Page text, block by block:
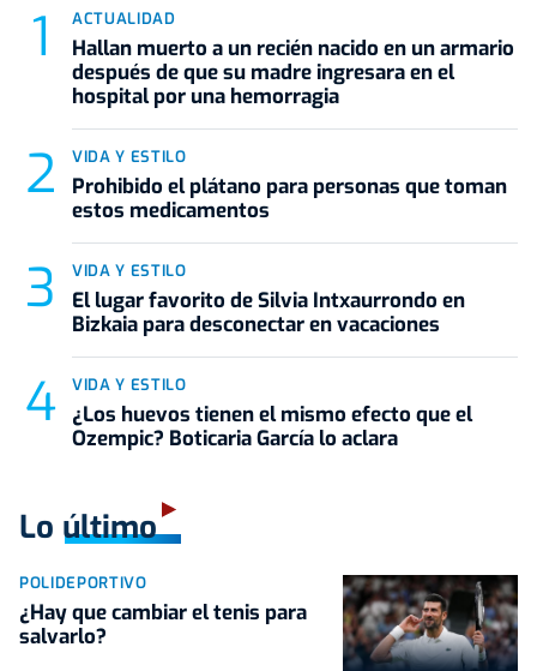
ACTUALIDAD
Hallan muerto a un recién nacido en un armario
después de que su madre ingresara en el
hospital por una hemorragia
VIDA Y ESTILO
Prohibido el plátano para personas que toman
estos medicamentos
VIDA Y ESTILO
El lugar favorito de Silvia Intxaurrondo en
Bizkaia para desconectar en vacaciones
VIDA Y ESTILO
¿Los huevos tienen el mismo efecto que el
Ozempic? Boticaria García lo aclara
Lo último
POLIDEPORTIVO
¿Hay que cambiar el tenis para
salvarlo?